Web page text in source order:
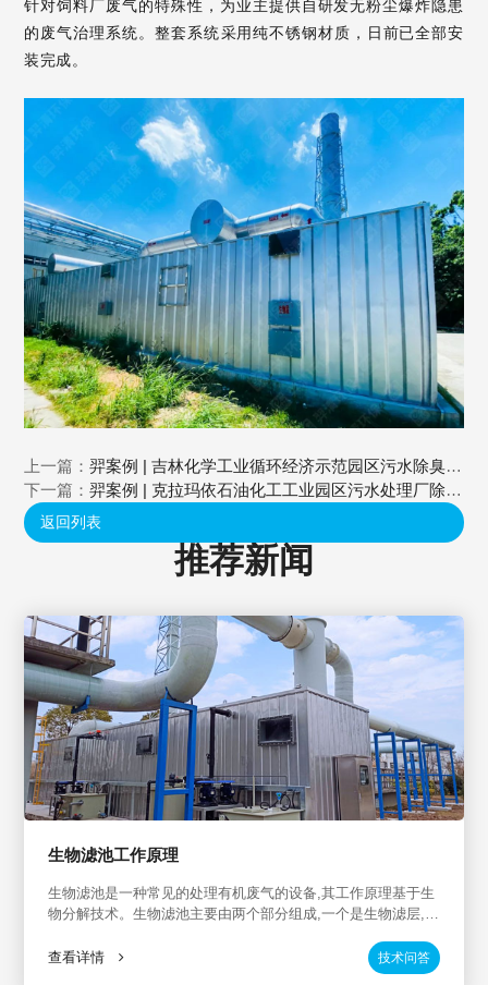
针对饲料厂废气的特殊性， 为业 主提供自研发无粉尘爆炸隐患
的废气治理系统。整套系统采用纯不锈钢材质，日前已全部安
装完成。
上一篇：羿案例 | 吉林化学工业循环经济示范园区污水除臭项
目
下一篇：羿案例 | 克拉玛依石油化工工业园区污水处理厂除臭
项目返回列表
推荐新闻
生物滤池工作原理
生物滤池是一种常见的处理有机废气的设备,其工作原理基于生
物分解技术。生物滤池主要由两个部分组成,一个是生物滤层,另
分解有机废气中的污染物,并将其转化为无害物质。这些除臭菌
种在生物滤层内定植并繁殖,随着废气流经生物滤层,污染物被分
查看详情 技术问答